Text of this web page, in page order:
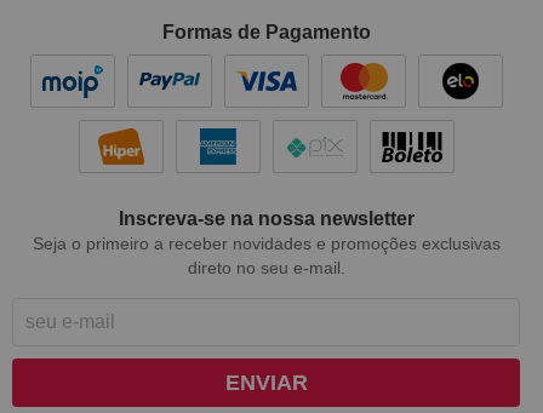
Formas de Pagamento
Inscreva-se na nossa newsletter
Seja o primeiro a receber novidades e promoções exclusivas
direto no seu e-mail.
ENVIAR